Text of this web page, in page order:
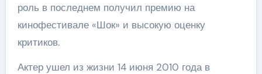
роль в последнем получил премию на
кинофестивале «Шок» и высокую оценку
критиков.
Актер ушел из жизни 14 июня 2010 года в